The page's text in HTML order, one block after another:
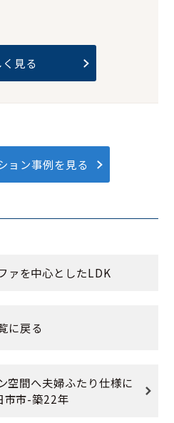
見る
ョン事例を見る
ァを中心としたLDK
に戻る
空間へ夫婦ふたり仕様に
市市-築22年